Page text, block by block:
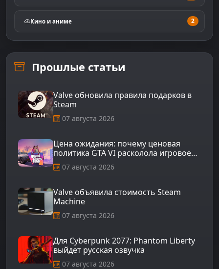
Кино и аниме 2
Прошлые статьи
Valve обновила правила подарков в
Steam
07 августа 2026
Цена ожидания: почему ценовая
политика GTA VI расколола игровое
сообщество
07 августа 2026
Valve объявила стоимость Steam
Machine
07 августа 2026
Для Cyberpunk 2077: Phantom Liberty
выйдет русская озвучка
07 августа 2026